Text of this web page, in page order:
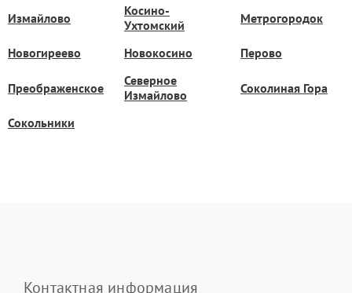
Измайлово
Косино-
Ухтомский
Метрогородок
Новогиреево Новокосино Перово
Преображенское
Северное
Измайлово
Соколиная Гора
Сокольники
Контактная информация